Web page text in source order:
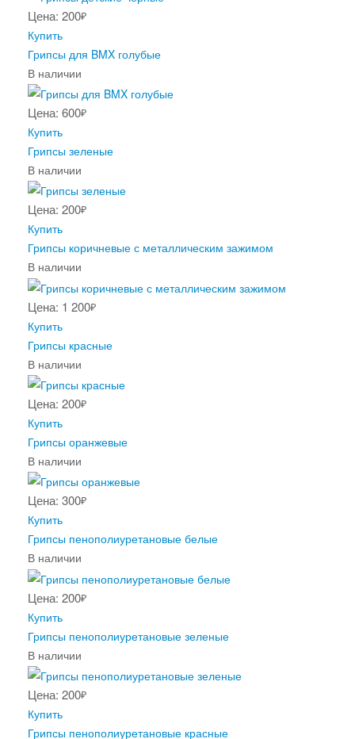
Цена: 200₽
Купить
Грипсы для BMX голубые
В наличии
Цена: 600₽
Купить
Грипсы зеленые
В наличии
Цена: 200₽
Купить
Грипсы коричневые с металлическим зажимом
В наличии
Цена: 1 200₽
Купить
Грипсы красные
В наличии
Цена: 200₽
Купить
Грипсы оранжевые
В наличии
Цена: 300₽
Купить
Грипсы пенополиуретановые белые
В наличии
Цена: 200₽
Купить
Грипсы пенополиуретановые зеленые
В наличии
Цена: 200₽
Купить
Грипсы пенополиуретановые красные